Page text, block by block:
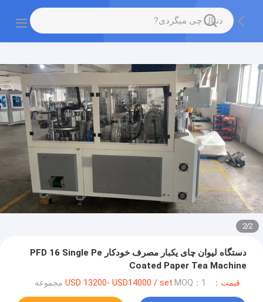
2
/
2
دستگاه لیوان چای یکبار مصرف خودکار PFD 16 Single Pe
Coated Paper Tea Machine
قیمت：USD 13200- USD14000 / set MOQ：1 مجموعه